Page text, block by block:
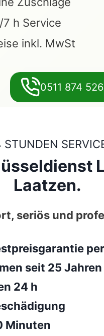
7 h Service
inkl. MwSt
0511 874
STUNDEN
Laatzen.
seriös und
seit 25 Jahren
24 h
Minuten